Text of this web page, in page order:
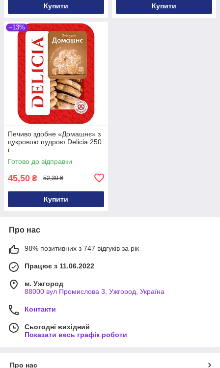
Купити Купити
–13%
Печиво здобне «Домашнє» з
цукровою пудрою Delicia 250
г
Готово до відправки
45,50 ₴ 52,30 ₴
Купити
Про нас
98% позитивних з 747 відгуків за рік
Працює з 11.06.2022
м. Ужгород
88000 вул Промислова 3, Ужгород, Україна
Контакти
Сьогодні вихідний
Показати весь графік роботи
Про нас